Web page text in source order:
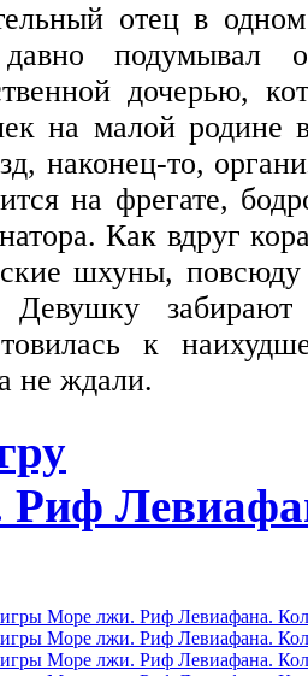
отец в
подумывал
дочерью,
на малой родине
наконец-то,
на фрегате,
Как вдруг
шхуны,
Девушку
к
не ждали.